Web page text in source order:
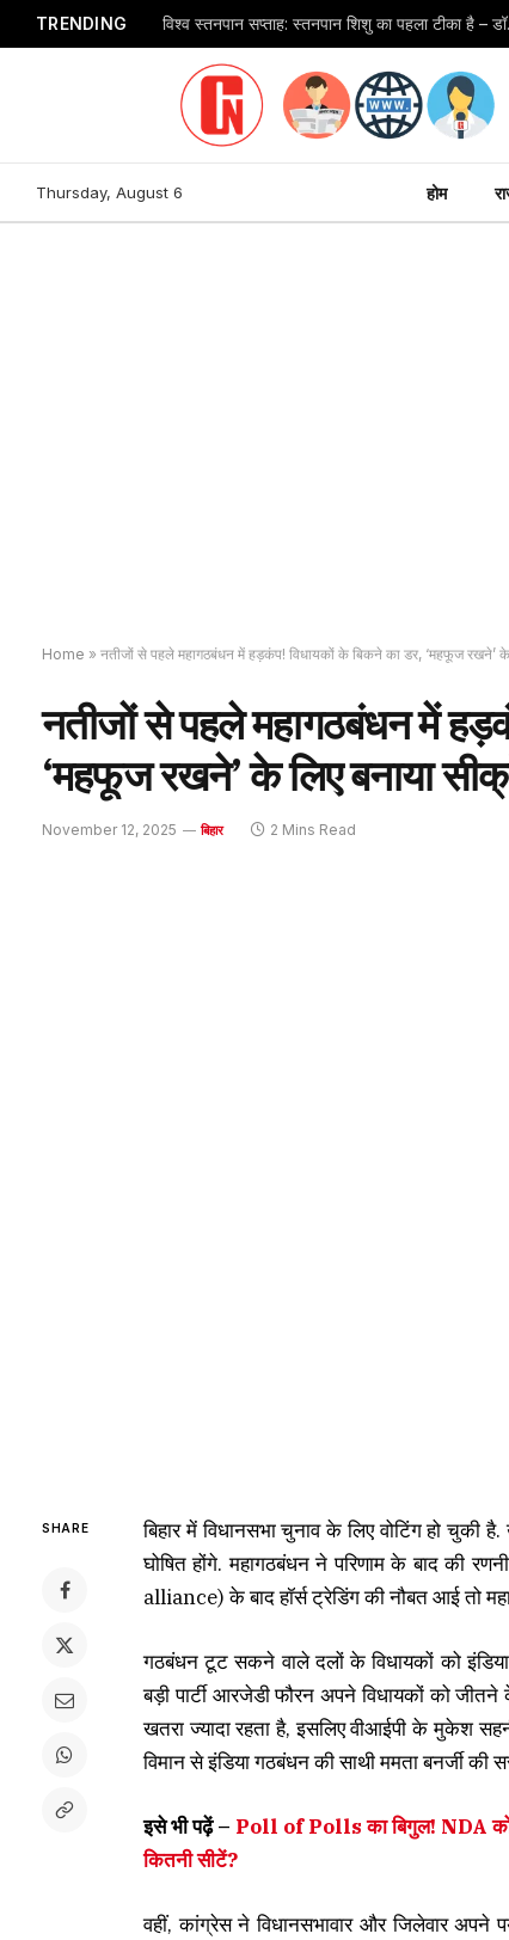
TRENDING विश्व स्तनपान सप्ताह: स्तनपान शिशु का पहला टीका है –
Thursday, August 6 होम
Home » नतीजों से पहले महागठबंधन में हड़कंप! विधायकों के बिकने का डर, ‘महफूज रखने’ के
नतीजों से पहले महागठबंधन में
‘महफूज रखने’ के लिए बनाया
November 12, 2025 बिहार 2 Mins Read
SHARE बिहार में विधानसभा चुनाव के लिए वोटिंग हो चुकी
घोषित होंगे. महागठबंधन ने परिणाम के बाद की
alliance) के बाद हॉर्स ट्रेडिंग की नौबत आई तो
गठबंधन टूट सकने वाले दलों के विधायकों को
बड़ी पार्टी आरजेडी फौरन अपने विधायकों को
खतरा ज्यादा रहता है, इसलिए वीआईपी के मुकेश
विमान से इंडिया गठबंधन की साथी ममता बनर्जी की
इसे भी पढ़ें – Poll of Polls का बिगुल! NDA को
कितनी सीटें?
वहीं, कांग्रेस ने विधानसभावार और जिलेवार अपने